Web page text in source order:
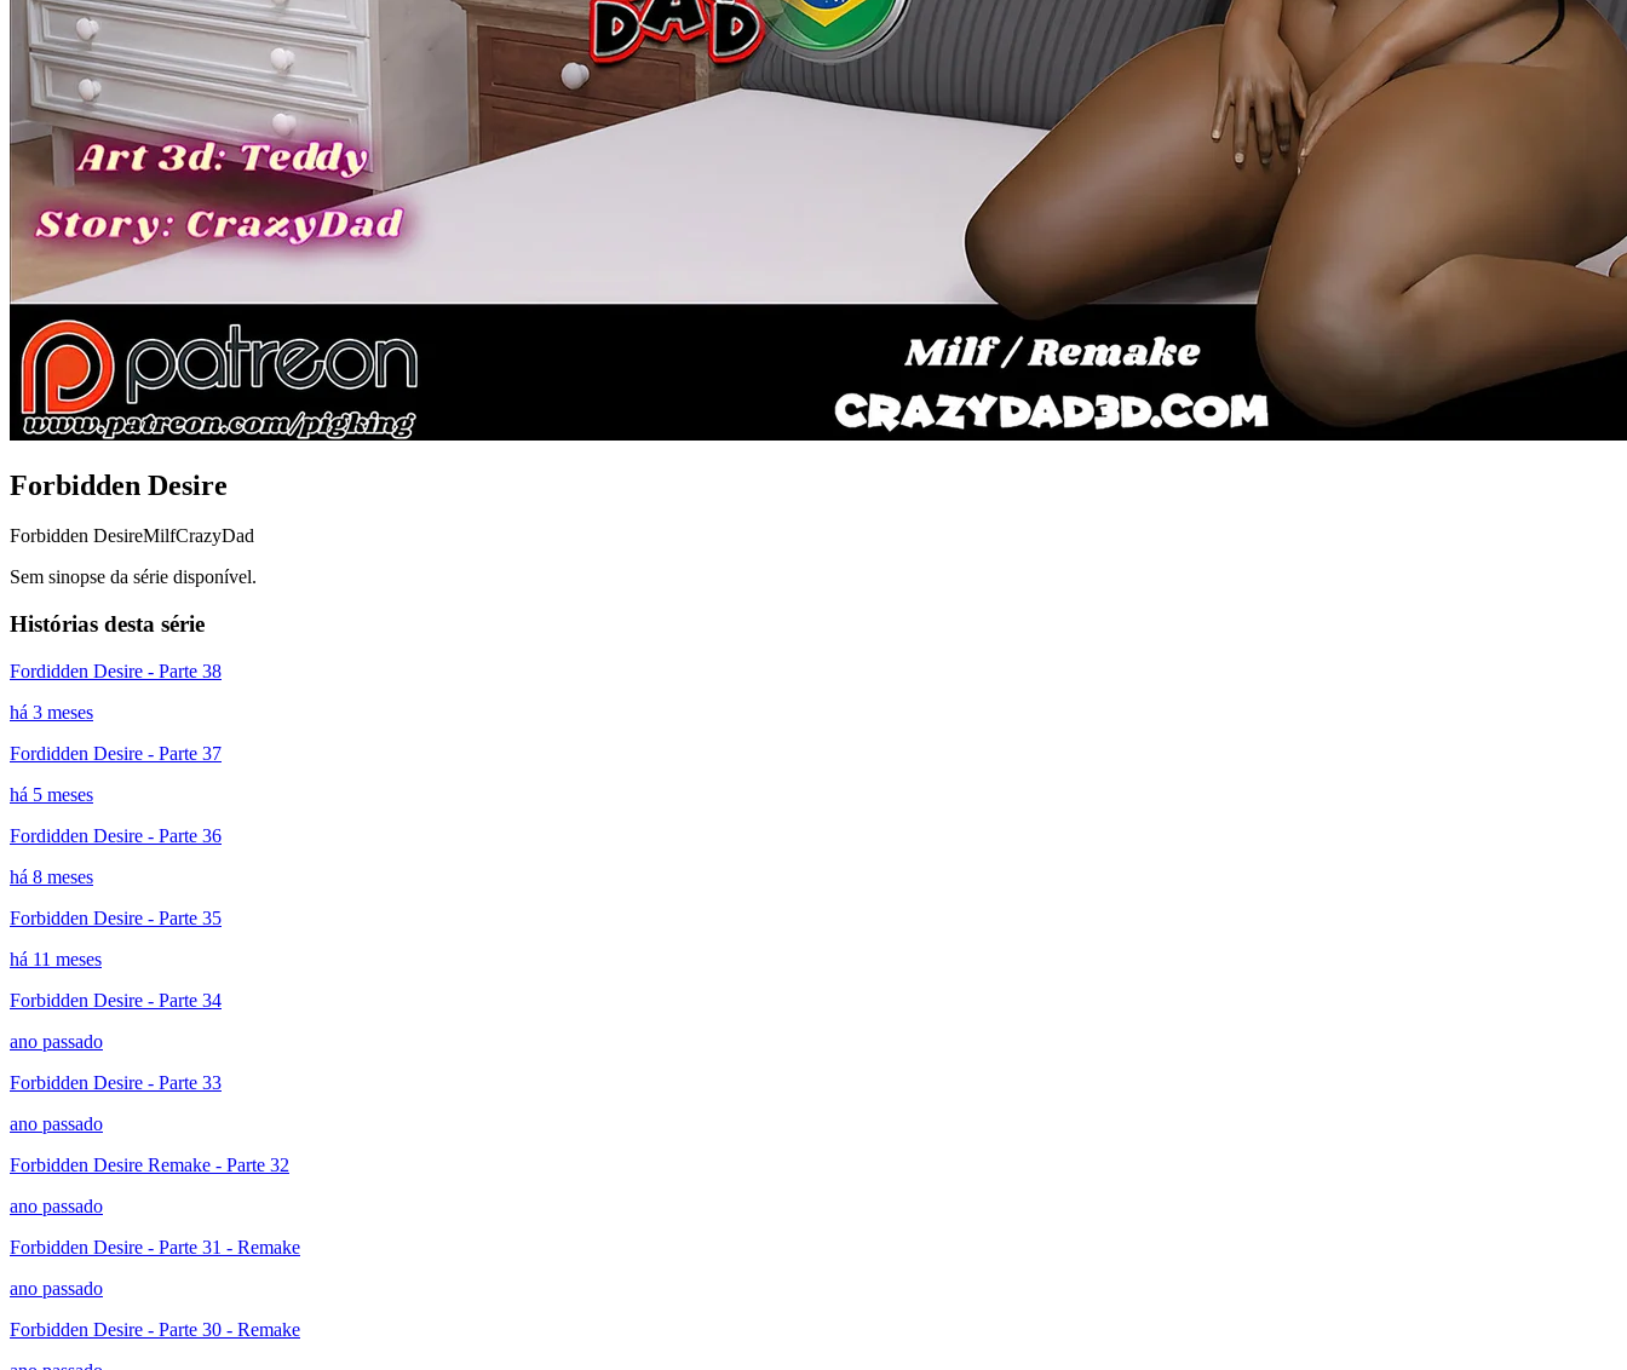
Forbidden Desire
Forbidden DesireMilfCrazyDad
Sem sinopse da série disponível.
Histórias desta série
Fordidden Desire - Parte 38
há 3 meses
Fordidden Desire - Parte 37
há 5 meses
Fordidden Desire - Parte 36
há 8 meses
Forbidden Desire - Parte 35
há 11 meses
Forbidden Desire - Parte 34
ano passado
Forbidden Desire - Parte 33
ano passado
Forbidden Desire Remake - Parte 32
ano passado
Forbidden Desire - Parte 31 - Remake
ano passado
Forbidden Desire - Parte 30 - Remake